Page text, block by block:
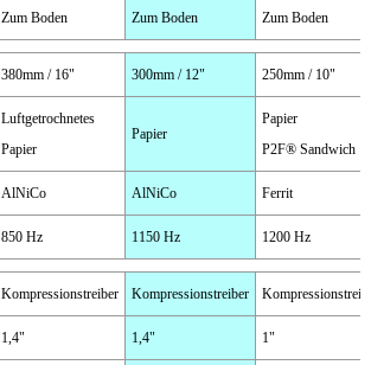
Zum Boden Zum Boden Zum Boden
380mm / 16" 300mm / 12" 250mm / 10"
Luftgetrochnetes
Papier
Papier
Papier
P2F® Sandwich
AlNiCo AlNiCo Ferrit
850 Hz 1150 Hz 1200 Hz
Kompressionstreiber Kompressionstreiber
1,4" 1,4" 1"